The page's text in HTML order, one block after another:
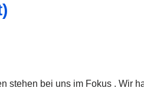
stehen bei uns im Fokus . Wir